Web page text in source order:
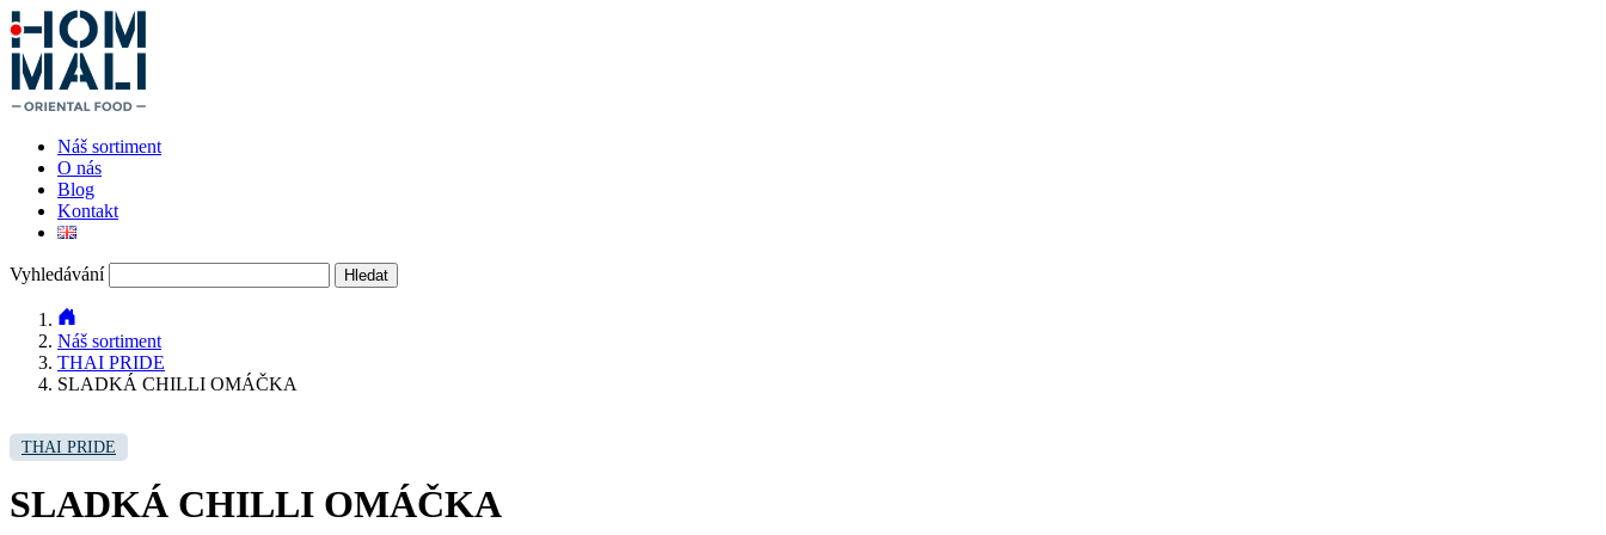
Náš sortiment
O nás
Blog
Kontakt
Vyhledávání
Náš sortiment
THAI PRIDE
SLADKÁ CHILLI OMÁČKA
THAI PRIDE
SLADKÁ CHILLI OMÁČKA